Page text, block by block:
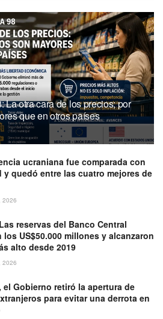
La otra cara de los precios; por
que en otros países
ucraniana fue comparada con
y quedó entre las cuatro mejores de
2026
reservas del Banco Central
los US$50.000 millones y alcanzaron
alto desde 2019
2026
el Gobierno retiró la apertura de
para evitar una derrota en